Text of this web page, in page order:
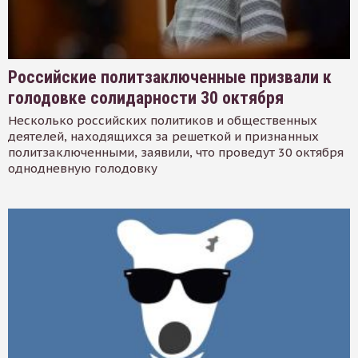
Российские политзаключенные призвали к
голодовке солидарности 30 октября
Несколько российских политиков и общественных
деятелей, находящихся за решеткой и признанных
политзаключенными, заявили, что проведут 30 октября
однодневную голодовку